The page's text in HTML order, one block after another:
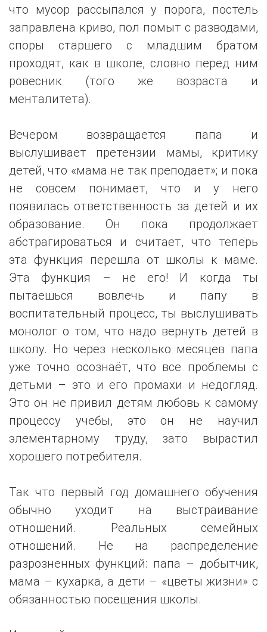
что мусор рассыпался у порога, постель
заправлена криво, пол помыт с разводами,
споры старшего с младшим братом
проходят, как в школе, словно перед ним
ровесник (того же возраста и
менталитета).
Вечером возвращается папа и
выслушивает претензии мамы, критику
детей, что «мама не так преподает»; и пока
не совсем понимает, что и у него
появилась ответственность за детей и их
образование. Он пока продолжает
абстрагироваться и считает, что теперь
эта функция перешла от школы к маме.
Эта функция – не его! И когда ты
пытаешься вовлечь и папу в
воспитательный процесс, ты выслушивать
монолог о том, что надо вернуть детей в
школу. Но через несколько месяцев папа
уже точно осознаёт, что все проблемы с
детьми – это и его промахи и недогляд.
Это он не привил детям любовь к самому
процессу учебы, это он не научил
элементарному труду, зато вырастил
хорошего потребителя.
Так что первый год домашнего обучения
обычно уходит на выстраивание
отношений. Реальных семейных
отношений. Не на распределение
разрозненных функций: папа – добытчик,
мама – кухарка, а дети – «цветы жизни» с
обязанностью посещения школы.